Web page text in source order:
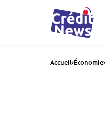
Accueil Économie